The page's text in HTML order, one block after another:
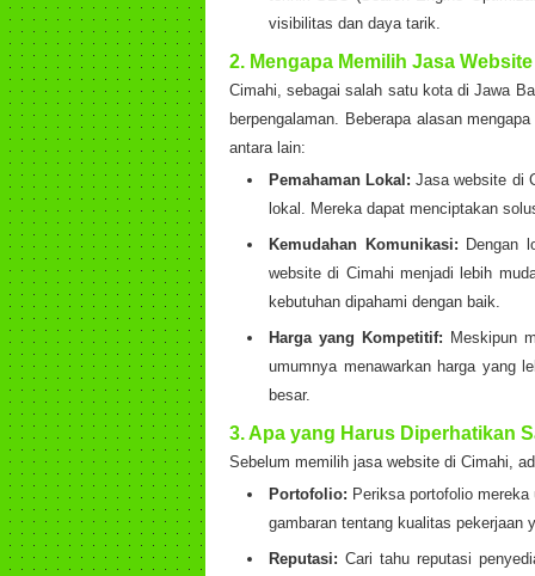
visibilitas dan daya tarik.
2. Mengapa Memilih Jasa
Cimahi, sebagai salah satu kota di Jawa
berpengalaman. Beberapa alasan
antara lain:
Pemahaman Lokal: Jasa website di
lokal. Mereka dapat menciptakan
Kemudahan Komunikasi: Dengan
website di Cimahi menjadi lebih
kebutuhan dipahami dengan baik.
Harga yang Kompetitif: Meskipun
umumnya menawarkan harga yang
besar.
3.Apa yang Harus Diperhatikan
Sebelum memilih jasa website di Cimahi,
Portofolio: Periksa portofolio
gambaran tentang kualitas pekerjaan
Reputasi: Cari tahu reputasi